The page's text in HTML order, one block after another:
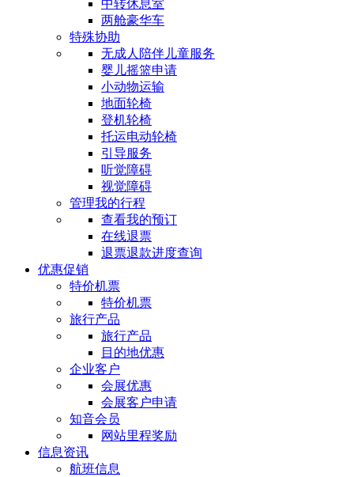
中转休息室
两舱豪华车
特殊协助
无成人陪伴儿童服务
婴儿摇篮申请
小动物运输
地面轮椅
登机轮椅
托运电动轮椅
引导服务
听觉障碍
视觉障碍
管理我的行程
查看我的预订
在线退票
退票退款进度查询
优惠促销
特价机票
特价机票
旅行产品
旅行产品
目的地优惠
企业客户
会展优惠
会展客户申请
知音会员
网站里程奖励
信息资讯
航班信息